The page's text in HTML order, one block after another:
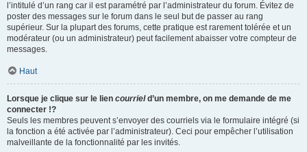
l’intitulé d’un rang car il est paramétré par l’administrateur du forum. Évitez de
poster des messages sur le forum dans le seul but de passer au rang
supérieur. Sur la plupart des forums, cette pratique est rarement tolérée et un
modérateur (ou un administrateur) peut facilement abaisser votre compteur de
messages.
Haut
Lorsque je clique sur le lien courrield’un membre, on me demande de me
connecter !?
Seuls les membres peuvent s’envoyer des courriels via le formulaire intégré (si
la fonction a été activée par l’administrateur). Ceci pour empêcher l’utilisation
malveillante de la fonctionnalité par les invités.